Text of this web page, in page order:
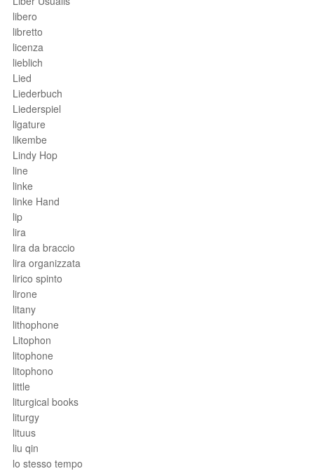
libero
libretto
licenza
lieblich
Lied
Liederbuch
Liederspiel
ligature
likembe
Lindy Hop
line
linke
linke Hand
lip
lira
lira da braccio
lira organizzata
lirico spinto
lirone
litany
lithophone
Litophon
litophone
litophono
little
liturgical books
liturgy
lituus
liu qin
lo stesso tempo